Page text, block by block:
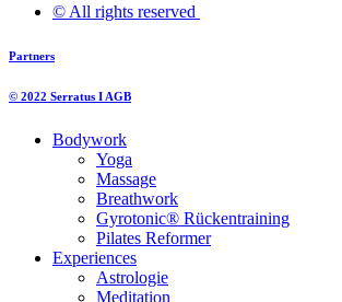
© All rights reserved ​
Partners
© 2022 Serratus I AGB
Bodywork
Yoga
Massage
Breathwork
Gyrotonic® Rückentraining
Pilates Reformer
Experiences
Astrologie
Meditation